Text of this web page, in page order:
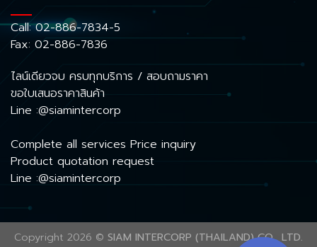
Call:02-886-7834-5
Fax: 02-886-7836
ไลน์เดียวจบ ครบทุกบริการ / สอบถามราคา
ขอใบเสนอราคาสินค้า
Line :@siamintercorp
Complete all services Price inquiry
Product quotation request
Line :@siamintercorp
Copyright 2026 © SIAM INTERCORP (THAILAND) CO., LTD.